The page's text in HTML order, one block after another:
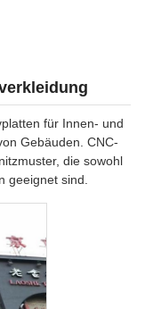
für Innen- und
Gebäuden. CNC-
die sowohl
geeignet sind.